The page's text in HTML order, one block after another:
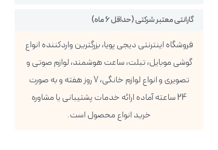
گارانتی معتبر شرکتی (حداقل 6 ماه)
فروشگاه اینترنتی دیجی پویا، بزرگترین واردکننده انواع
گوشی موبایل، تبلت، ساعت هوشمند، لوازم صوتی و
تصویری و انواع لوازم خانگی، 7 روز هفته و به صورت
24 ساعته آماده ارائه خدمات پشتیبانی یا مشاوره
خرید انواع محصول است.